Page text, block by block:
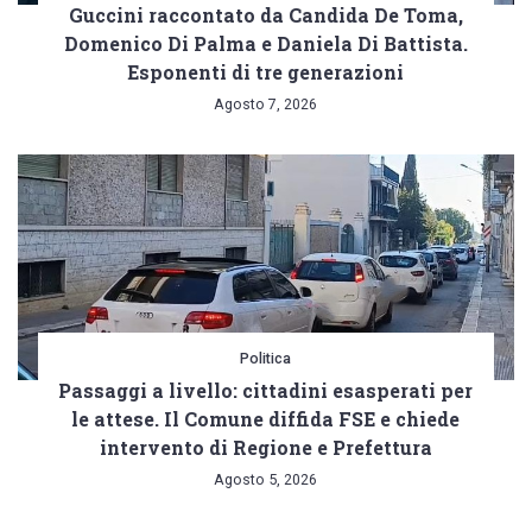
Guccini raccontato da Candida De Toma,
Domenico Di Palma e Daniela Di Battista.
Esponenti di tre generazioni
Agosto 7, 2026
Politica
Passaggi a livello: cittadini esasperati per
le attese. Il Comune diffida FSE e chiede
intervento di Regione e Prefettura
Agosto 5, 2026